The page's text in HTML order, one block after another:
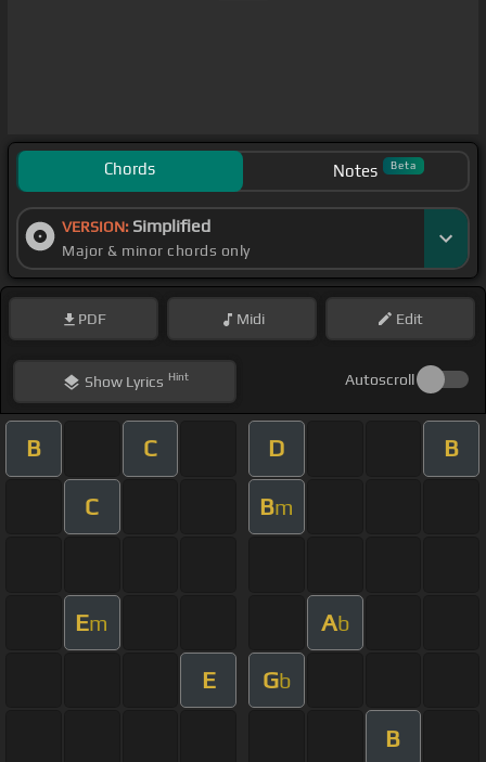
Chords Notes Beta
VERSION: Simplified
Major & minor chords only
PDF Midi Edit
ShowLyrics Hint Autoscroll
B C D B
C Bm
Em Ab
E Gb
B